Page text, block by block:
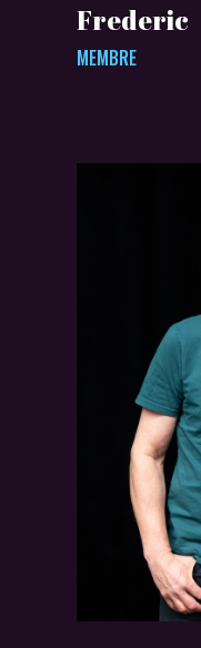
Frederic
MEMBRE